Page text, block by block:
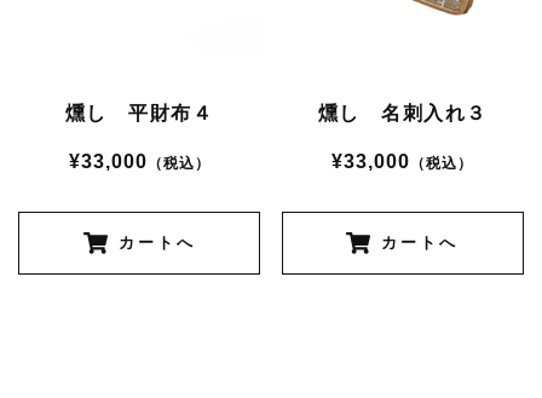
燻し 平財布４
¥33,000 （税込）
カートへ
燻し 名刺入れ３
¥33,000 （税込）
カートへ